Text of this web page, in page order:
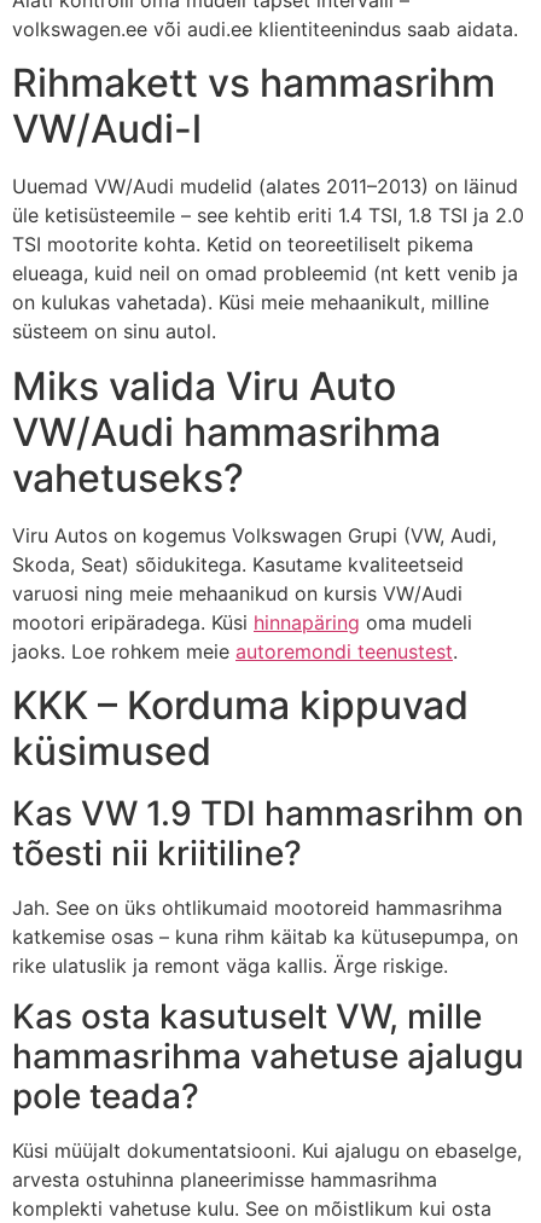
volkswagen.ee või audi.ee klientiteenindus saab aidata.
Rihmakett vs hammasrihm
VW/Audi-l
Uuemad VW/Audi mudelid (alates 2011–2013) on läinud
üle ketisüsteemile – see kehtib eriti 1.4 TSI, 1.8 TSI ja 2.0
TSI mootorite kohta. Ketid on teoreetiliselt pikema
elueaga, kuid neil on omad probleemid (nt kett venib ja
on kulukas vahetada). Küsi meie mehaanikult, milline
süsteem on sinu autol.
Miks valida Viru Auto
VW/Audi hammasrihma
vahetuseks?
Viru Autos on kogemus Volkswagen Grupi (VW, Audi,
Skoda, Seat) sõidukitega. Kasutame kvaliteetseid
varuosi ning meie mehaanikud on kursis VW/Audi
mootori eripäradega. Küsi hinnapäring oma mudeli
jaoks. Loe rohkem meie autoremondi teenustest.
KKK – Korduma kippuvad
küsimused
Kas VW 1.9 TDI hammasrihm on
tõesti nii kriitiline?
Jah. See on üks ohtlikumaid mootoreid hammasrihma
katkemise osas – kuna rihm käitab ka kütusepumpa, on
rike ulatuslik ja remont väga kallis. Ärge riskige.
Kas osta kasutuselt VW, mille
hammasrihma vahetuse ajalugu
pole teada?
Küsi müüjalt dokumentatsiooni. Kui ajalugu on ebaselge,
arvesta ostuhinna planeerimisse hammasrihma
komplekti vahetuse kulu. See on mõistlikum kui osta